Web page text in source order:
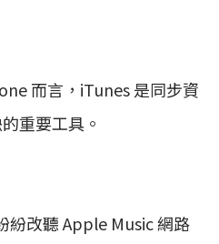
而言，iTunes 是同步資
重要工具。
紛改聽 Apple Music 網路